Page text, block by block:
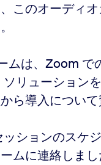
このオーディ
ムは、Zoom
リューション
ら導入について
ッションのスケ
ムに連絡しま